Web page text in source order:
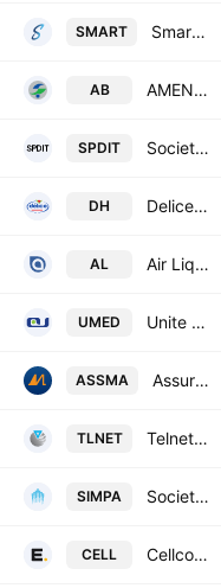
SMART Smart Tunisie
AB AMEN BANK SA
SPDIT Societe de Placements et de Developpement Industriel et Touristique SA
DH Delice Holding SA
AL Air Liquide Tunisie SA
UMED Unite de Fabrication de Medicaments
ASSMA Assurances Maghrebia S.A
TLNET Telnet Holding SA
SIMPA Societe Immobiliere et de participations SA
CELL Cellcom SA